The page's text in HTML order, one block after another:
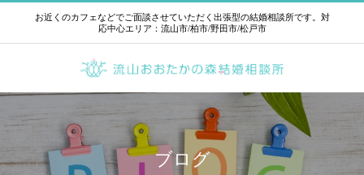
お近くのカフェなどでご面談させていただく出張型の結婚相談所です。対
応中心エリア：流山市/柏市/野田市/松戸市
ブログ